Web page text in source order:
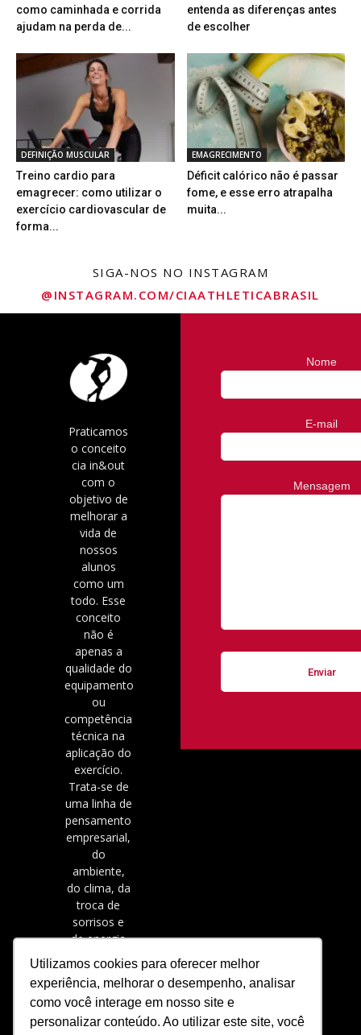
Utilizamos cookies para oferecer melhor
experiência, melhorar o desempenho, analisar
como você interage em nosso site e
personalizar conteúdo. Ao utilizar este site, você
como caminhada e corrida
ajudam na perda de...
entenda as diferenças antes
de escolher
DEFINIÇÃO MUSCULAR
Treino cardio para
emagrecer: como utilizar o
exercício cardiovascular de
forma...
EMAGRECIMENTO
Déficit calórico não é passar
fome, e esse erro atrapalha
muita...
SIGA-NOS NO INSTAGRAM
@INSTAGRAM.COM/CIAATHLETICABRASIL
Nome
E-mail
Mensagem
Praticamos
o conceito
cia in&out
com o
objetivo de
melhorar a
vida de
nossos
alunos
como um
todo. Esse
conceito
não é
apenas a
qualidade do
equipamento
ou
competência
técnica na
aplicação do
exercício.
Trata-se de
uma linha de
pensamento
empresarial,
do
ambiente,
do clima, da
troca de
sorrisos e
de energia
positiva.